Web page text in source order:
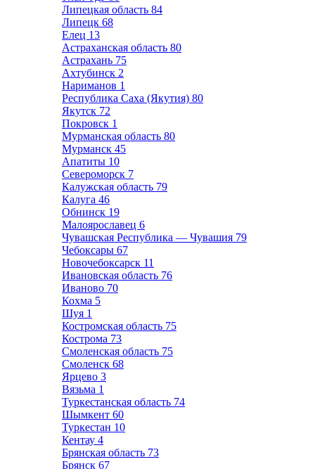
Липецкая область 84
Липецк 68
Елец 13
Астраханская область 80
Астрахань 75
Ахтубинск 2
Нариманов 1
Республика Саха (Якутия) 80
Якутск 72
Покровск 1
Мурманская область 80
Мурманск 45
Апатиты 10
Североморск 7
Калужская область 79
Калуга 46
Обнинск 19
Малоярославец 6
Чувашская Республика — Чувашия 79
Чебоксары 67
Новочебоксарск 11
Ивановская область 76
Иваново 70
Кохма 5
Шуя 1
Костромская область 75
Кострома 73
Смоленская область 75
Смоленск 68
Ярцево 3
Вязьма 1
Туркестанская область 74
Шымкент 60
Туркестан 10
Кентау 4
Брянская область 73
Брянск 67